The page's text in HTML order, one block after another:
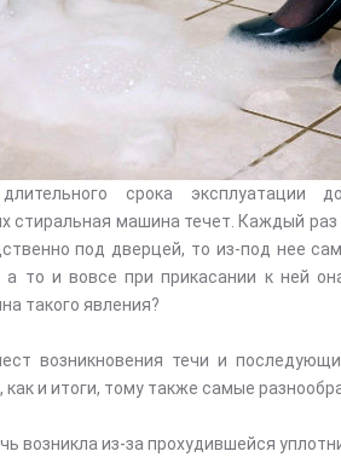
срока эксплуатации
стиральная машина течет. Каждый раз
под дверцей, то из-под нее
а то и вовсе при прикасании к ней
такого явления?
возникновения течи и
как и итоги, тому также самые
возникла из-за прохудившейся